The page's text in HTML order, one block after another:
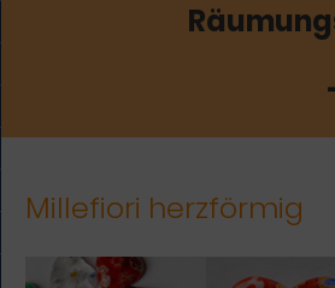
Millefiori herzförmig